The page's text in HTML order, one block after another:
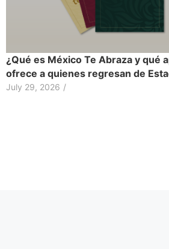
¿Qué es México Te Abraza y qué
ofrece a quienes regresan de
July 29, 2026 /